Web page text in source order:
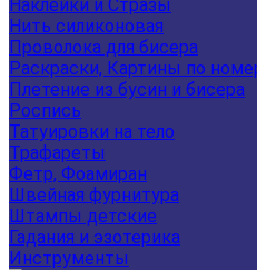
Наклейки и Стразы
Нить силиконовая
Проволока для бисера
Раскраски, Картины по
Плетение из бусин и бисера
Роспись
Татуировки на тело
Трафареты
Фетр, Фоамиран
Швейная фурнитура
Штампы детские
Гадания и эзотерика
Инструменты